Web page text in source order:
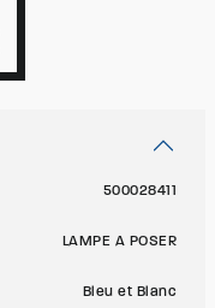
500028411
LAMPE A POSER
Bleu et Blanc